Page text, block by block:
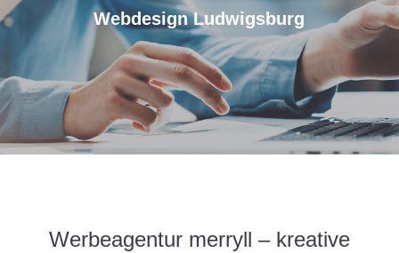
Webdesign Ludwigsburg
Werbeagentur merryll – kreative